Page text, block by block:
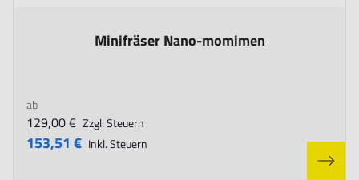
Minifräser Nano-momimen
The price depends on the options chosen on the product page
ab
153,51 € Inkl. Steuern
129,00 € Zzgl. Steuern